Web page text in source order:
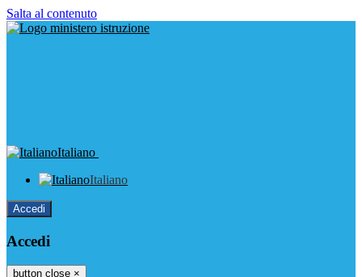
Salta al contenuto
Italiano
Italiano
Accedi
Accedi
button close ×